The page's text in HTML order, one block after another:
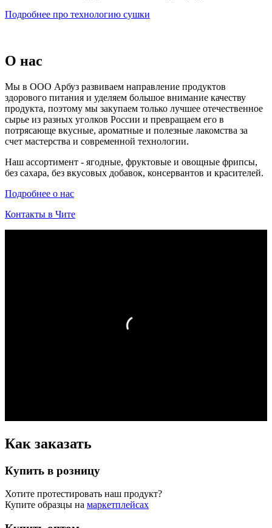
Подробнее про технологию сушки
О нас
Мы в ООО Арбуз развиваем направление продуктов
здорового питания и уделяем большое внимание качеству
продукта, поэтому мы закупаем только лучшее отечественное
сырье из разных уголков России и превращаем его в
потрясающе вкусные, ароматные и полезные лакомства за
счет мастерства и современной технологии.
Наш ассортимент - ягодные, фруктовые и овощные фрипсы,
без сахара, без вкусовых добавок, консервантов и красителей.
Подробнее о нас
Контакты в Чите
Как заказать
Купить в розницу
Хотите протестировать наш продукт?
Купите образцы на маркетплейсах